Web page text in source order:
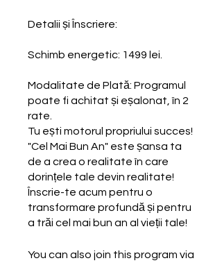
Detalii și Înscriere:
Schimb energetic: 1499 lei.
Modalitate de Plată: Programul
poate fi achitat și eșalonat, în 2
rate.
Tu ești motorul propriului succes!
"Cel Mai Bun An" este șansa ta
de a crea o realitate în care
dorințele tale devin realitate!
Înscrie-te acum pentru o
transformare profundă și pentru
a trăi cel mai bun an al vieții tale!
You can also join this program via